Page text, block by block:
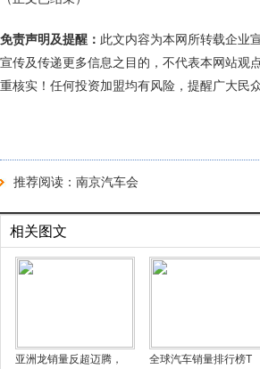
免责声明及提醒： 此文内容为本网所转载企业
宣传及传递更多信息之目的，不代表本网站观
重核实！任何投资加盟均有风险，提醒广大民
推荐阅读： 南京汽车会
相关图文
亚洲龙销量反超迈腾， 全球汽车销量排行榜T